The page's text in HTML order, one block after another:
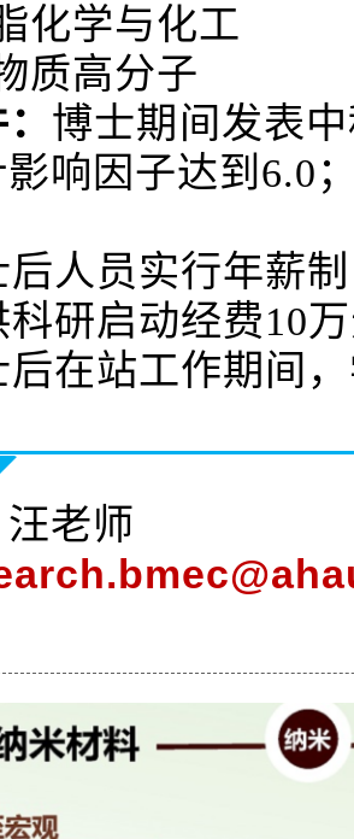
化学与化工
质高分子
博士期间发表
响因子达到6.0
后人员实行年薪
研启动经费10
后在站工作期间
老师